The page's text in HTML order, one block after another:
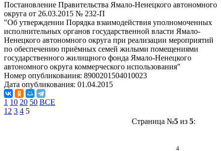
Постановление Правительства Ямало-Ненецкого автономного
округа от 26.03.2015 № 232-П
"Об утверждении Порядка взаимодействия уполномоченных
исполнительных органов государственной власти Ямало-
Ненецкого автономного округа при реализации мероприятий
по обеспечению приёмных семей жилыми помещениями
государственного жилищного фонда Ямало-Ненецкого
автономного округа коммерческого использования"
Номер опубликования: 8900201504010023
Дата опубликования: 01.04.2015
1 10 20 50 ВСЕ
1 2 3 4 5
Страница №5из 5: